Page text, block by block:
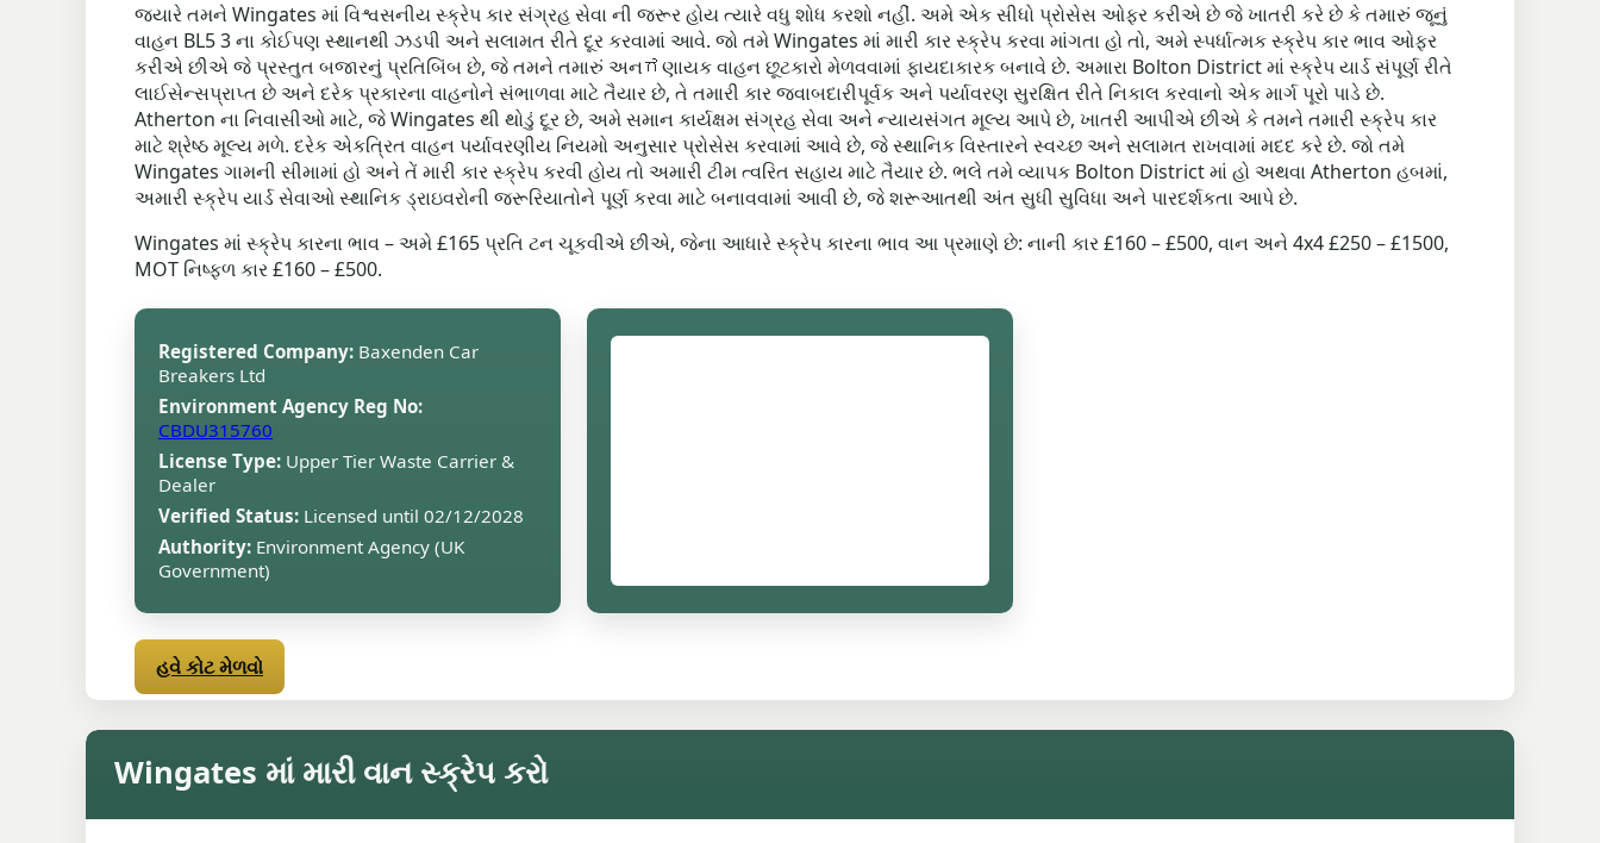
જ્યારે તમને Wingates માં વિશ્વસનીય સ્ક્રેપ કાર સંગ્રહ સેવા ની જરૂર હોય ત્યારે વધુ શોધ કરશો નહીં. અમે એક સીધો પ્રોસેસ ઓફર કરીએ છે જે ખાતરી કરે છે કે તમારું જૂનું
વાહન BL5 3 ના કોઈપણ સ્થાનથી ઝડપી અને સલામત રીતે દૂર કરવામાં આવે. જો તમે Wingates માં મારી કાર સ્ક્રેપ કરવા માંગતા હો તો, અમે સ્પર્ધાત્મક સ્ક્રેપ કાર ભાવ ઓફર
કરીએ છીએ જે પ્રસ્તુત બજારનું પ્રતિબિંબ છે, જે તમને તમારું અનಗણાયક વાહન છૂટકારો મેળવવામાં ફાયદાકારક બનાવે છે. અમારા Bolton District માં સ્ક્રેપ યાર્ડ સંપૂર્ણ રીતે
લાઈસેન્સપ્રાપ્ત છે અને દરેક પ્રકારના વાહનોને સંભાળવા માટે તૈયાર છે, તે તમારી કાર જવાબદારીપૂર્વક અને પર્યાવરણ સુરક્ષિત રીતે નિકાલ કરવાનો એક માર્ગ પૂરો પાડે છે.
Atherton ના નિવાસીઓ માટે, જે Wingates થી થોડું દૂર છે, અમે સમાન કાર્યક્ષમ સંગ્રહ સેવા અને ન્યાયસંગત મૂલ્ય આપે છે, ખાતરી આપીએ છીએ કે તમને તમારી સ્ક્રેપ કાર
માટે શ્રેષ્ઠ મૂલ્ય મળે. દરેક એકત્રિત વાહન પર્યાવરણીય નિયમો અનુસાર પ્રોસેસ કરવામાં આવે છે, જે સ્થાનિક વિસ્તારને સ્વચ્છ અને સલામત રાખવામાં મદદ કરે છે. જો તમે
Wingates ગામની સીમામાં હો અને તેં મારી કાર સ્ક્રેપ કરવી હોય તો અમારી ટીમ ત્વરિત સહાય માટે તૈયાર છે. ભલે તમે વ્યાપક Bolton District માં હો અથવા Atherton હબમાં,
અમારી સ્ક્રેપ યાર્ડ સેવાઓ સ્થાનિક ડ્રાઇવરોની જરૂરિયાતોને પૂર્ણ કરવા માટે બનાવવામાં આવી છે, જે શરૂઆતથી અંત સુધી સુવિધા અને પારદર્શકતા આપે છે.
Wingates માં સ્ક્રેપ કારના ભાવ – અમે £165 પ્રતિ ટન ચૂકવીએ છીએ, જેના આધારે સ્ક્રેપ કારના ભાવ આ પ્રમાણે છે: નાની કાર £160 – £500, વાન અને 4x4 £250 – £1500,
MOT નિષ્ફળ કાર £160 – £500.
Registered Company: Baxenden Car
Breakers Ltd
Environment Agency Reg No:
CBDU315760
License Type: Upper Tier Waste Carrier &
Dealer
Verified Status: Licensed until 02/12/2028
Authority: Environment Agency (UK
Government)
હવે કોટ મેળવો
Wingates માં મારી વાન સ્ક્રેપ કરો